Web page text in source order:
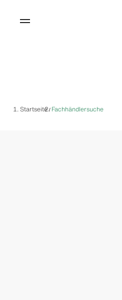
Startseite/ Fachhändlersuche